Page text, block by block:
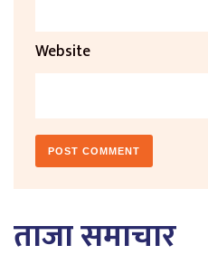
Website
ताजा समाचार